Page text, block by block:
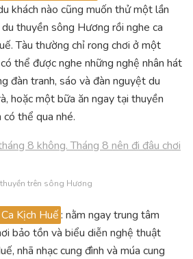
khách nào cũng muốn thử một lần
thuyền sông Hương rồi nghe ca
Tàu thường chỉ rong chơi ở một
thể được nghe những nghệ nhân hát
đàn tranh, sáo và đàn nguyệt du
hoặc một bữa ăn ngay tại thuyền
thể qua nhé.
trên sông Hương
Kịch Huế: nằm ngay trung tâm
bảo tồn và biểu diễn nghệ thuật
nhã nhạc cung đình và múa cung